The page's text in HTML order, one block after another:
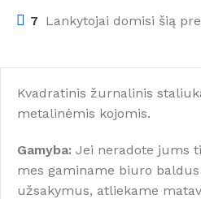
7 Lankytojai domisi šią
Kvadratinis žurnalinis
metalinėmis kojomis.
Gamyba: Jei neradote jums
mes gaminame biuro
užsakymus, atliekame